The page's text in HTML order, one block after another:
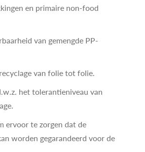
en primaire non-food
van gemengde PP-
van folie tot folie.
het tolerantieniveau van
ervoor te zorgen dat de
worden gegarandeerd voor de